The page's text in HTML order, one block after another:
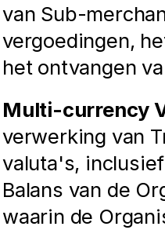
van Sub-
vergoedingen,
het ontvangen
Multi-currency
verwerking van
valuta's,
Balans van de
waarin de